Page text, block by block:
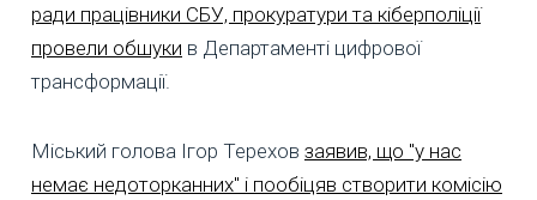
ради працівники СБУ, прокуратури та кіберполіції
провели обшуки в Департаменті цифрової
трансформації.
Міський голова Ігор Терехов заявив, що "у нас
немає недоторканних" і пообіцяв створити комісію